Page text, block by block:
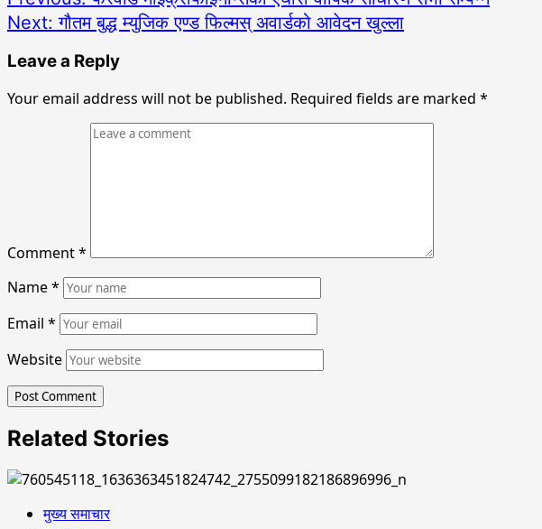
Next:गौतम बुद्ध म्युजिक एण्ड फिल्मस् अवार्डको आवेदन खुल्ला
Leave a Reply
Your email address will not be published. Required fields are marked *
Comment*
Name*
Email *
Website
Related Stories
मुख्य समाचार